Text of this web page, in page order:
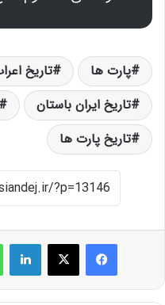
پارت ها
تاریخ
تاریخ ایران باستان
تاریخ پارت ها
فیس بوک X